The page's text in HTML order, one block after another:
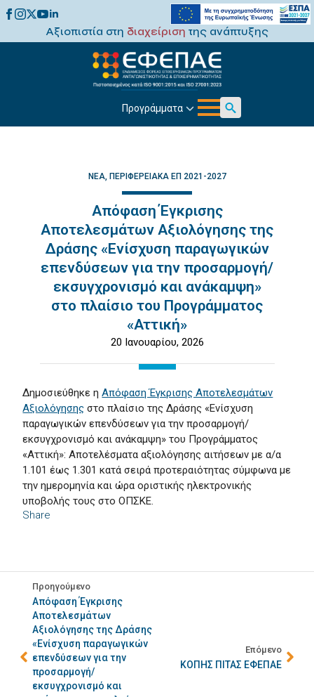
Αξιοπιστία στη διαχείριση της ανάπτυξης
Προγράμματα
Search
ΝΈΑ ΠΕΡΙΦΕΡΕΙΑΚΆ ΕΠ 2021-2027
Απόφαση Έγκρισης
Αποτελεσμάτων Αξιολόγησης της
Δράσης «Ενίσχυση παραγωγικών
επενδύσεων για την προσαρμογή/
εκσυγχρονισμό και ανάκαμψη»
στο πλαίσιο του Προγράμματος
«Αττική»
20 Ιανουαρίου, 2026
Share
Δημοσιεύθηκε ηΑπόφαση Έγκρισης Αποτελεσμάτων
Αξιολόγησης στο πλαίσιο της Δράσης «Ενίσχυση
παραγωγικών επενδύσεων για την προσαρμογή/
εκσυγχρονισμό και ανάκαμψη» του Προγράμματος
«Αττική»: Αποτελέσματα αξιολόγησης αιτήσεων με α/α
1.101 έως 1.301 κατά σειρά προτεραιότητας σύμφωνα με
την ημερομηνία και ώρα οριστικής ηλεκτρονικής
υποβολής τους στο ΟΠΣΚΕ.
Προηγούμενο
Απόφαση Έγκρισης
Αποτελεσμάτων
Αξιολόγησης της Δράσης
«Ενίσχυση παραγωγικών
επενδύσεων για την
προσαρμογή/
εκσυγχρονισμό και
Επόμενο
ΚΟΠΗΣ ΠΙΤΑΣ ΕΦΕΠΑΕ